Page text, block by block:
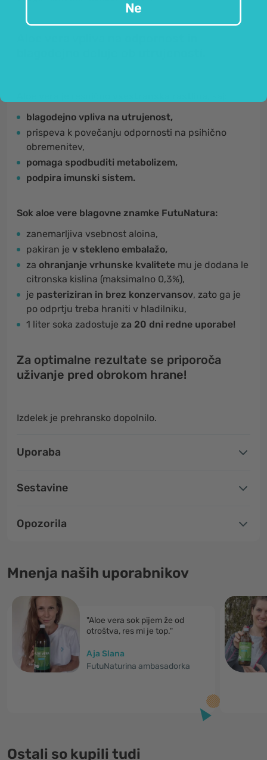
blagodejno vpliva na utrujenost,
prispeva k povečanju odpornosti na psihično
obremenitev,
pomaga spodbuditi metabolizem,
podpira imunski sistem.
Sok aloe vere blagovne znamke FutuNatura:
zanemarljiva vsebnost aloina,
pakiran je v stekleno embalažo,
za ohranjanje vrhunske kvalitete mu je dodana le
citronska kislina (maksimalno 0,3%),
je pasteriziran in brez konzervansov, zato ga je
po odprtju treba hraniti v hladilniku,
1 liter soka zadostuje za 20 dni redne uporabe!
Za optimalne rezultate se priporoča
uživanje pred obrokom hrane!
Izdelek je prehransko dopolnilo.
Uporaba
Sestavine
Opozorila
Mnenja naših uporabnikov
"Aloe vera sok pijem že od
otroštva, res mi je top."
Aja Slana
FutuNaturina ambasadorka
Ostali so kupili tudi
Ne